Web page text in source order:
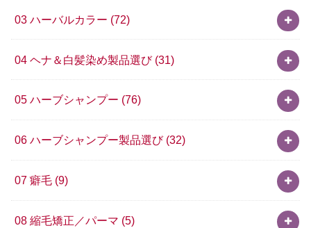
03 ハーバルカラー (72)
04 ヘナ＆白髪染め製品選び (31)
05 ハーブシャンプー (76)
06 ハーブシャンプー製品選び (32)
07 癖毛 (9)
08 縮毛矯正／パーマ (5)